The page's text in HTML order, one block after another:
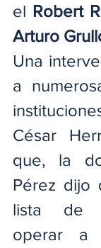
el Robert
Arturo
Una
a
César
que, la
Pérez dijo
lista de
operar a